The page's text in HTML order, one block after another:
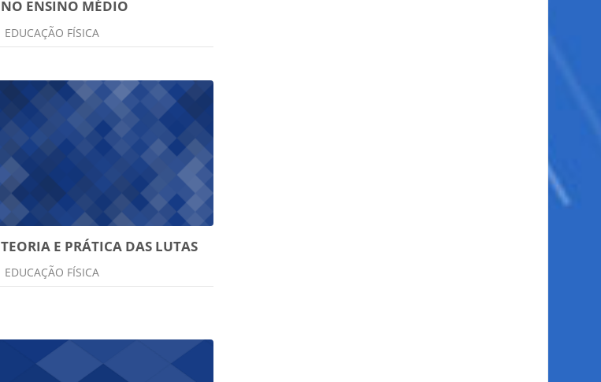
NO ENSINO MÉDIO
Categoria do curso
EDUCAÇÃO FÍSICA
TEORIA E PRÁTICA DAS LUTAS
Categoria do curso
EDUCAÇÃO FÍSICA